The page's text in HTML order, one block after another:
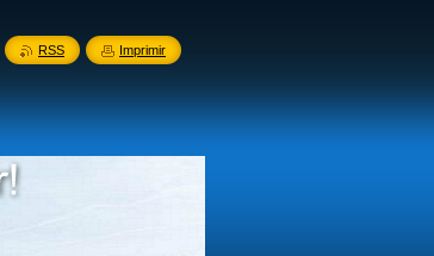
RSS Imprimir